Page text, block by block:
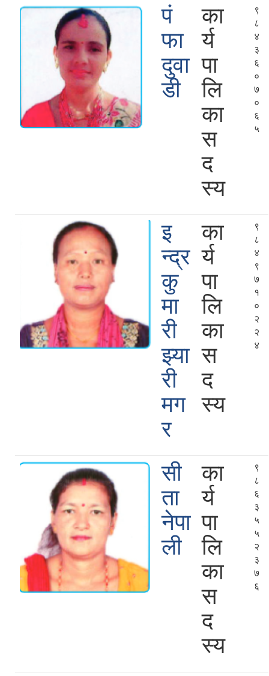
पं
फा
दुवा
डी
का
र्य
पा
लि
का
स
द
स्य
९
८
४
३
६
०
७
०
६
५
इ
न्द्र
कु
मा
री
झ्या
री
मग
र
का
र्य
पा
लि
का
स
द
स्य
९
८
४
९
७
१
०
२
२
४
सी
ता
नेपा
ली
का
र्य
पा
लि
का
स
द
स्य
९
८
६
३
५
५
२
३
७
६